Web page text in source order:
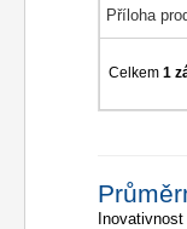
Příloha
Celkem1
Inovativnost